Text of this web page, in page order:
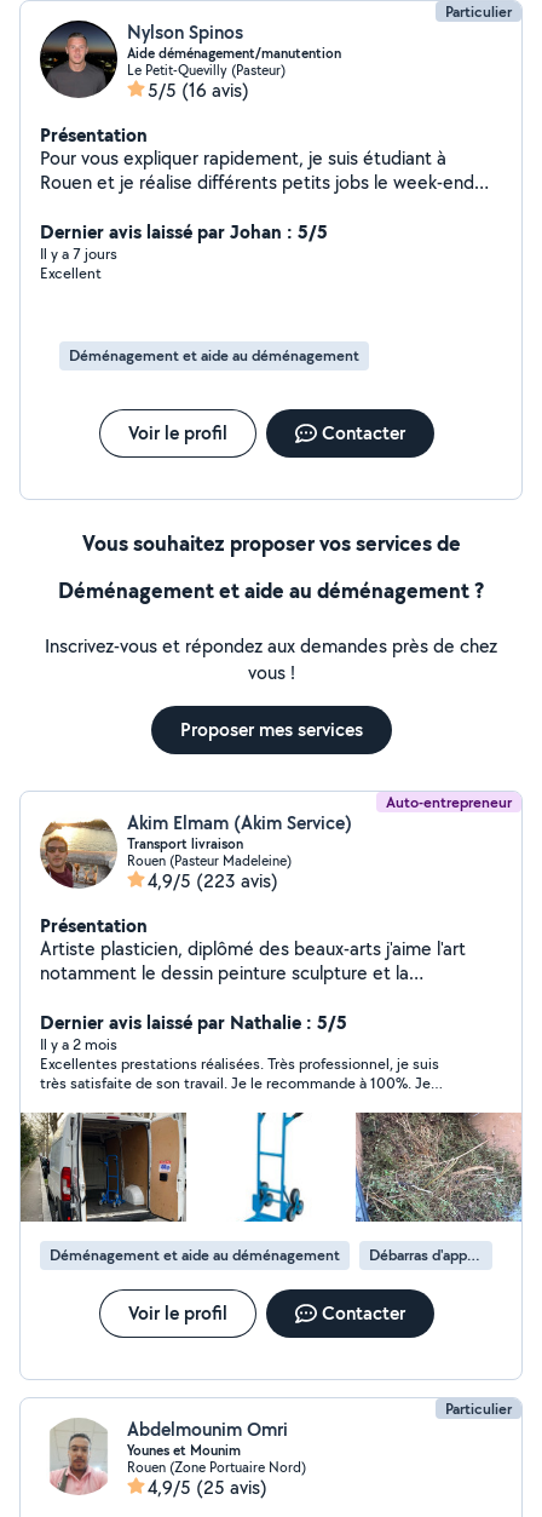
Particulier
Nylson Spinos
Aide déménagement/manutention
Le Petit-Quevilly (Pasteur)
5/5 (16 avis)
Présentation
Pour vous expliquer rapidement, je suis étudiant à
Rouen et je réalise différents petits jobs le week-end
travailler pour vous aider
Dernier avis laissé par Johan : 5/5
Il y a 7 jours
Excellent
Déménagement et aide au déménagement
Voir le profil Contacter
Vous souhaitez proposer vos services de
Déménagement et aide au déménagement ?
Inscrivez-vous et répondez aux demandes près de chez
vous !
Proposer mes services
Auto-entrepreneur
Akim Elmam (Akim Service)
Transport livraison
Rouen (Pasteur Madeleine)
4,9/5 (223 avis)
Présentation
Artiste plasticien, diplômé des beaux-arts j'aime l'art
notamment le dessin peinture sculpture et la
montage de meubles, je propose mes services selon le
besoin de mes clients, transport, aide au
déménagement, débarras, livraison,
Dernier avis laissé par Nathalie : 5/5
Il y a 2 mois
Excellentes prestations réalisées. Très professionnel, je suis
très satisfaite de son travail. Je le recommande à 100%. Je
Déménagement et aide au déménagement Débarras d'appartement
Voir le profil Contacter
Particulier
Abdelmounim Omri
Younes et Mounim
Rouen (Zone Portuaire Nord)
4,9/5 (25 avis)